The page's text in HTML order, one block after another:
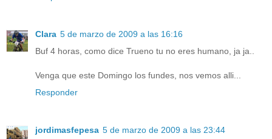
Clara 5 de marzo de 2009 a las 16:16
Buf 4 horas, como dice Trueno tu no eres humano, ja ja..
Venga que este Domingo los fundes, nos vemos alli...
Responder
jordimasfepesa 5 de marzo de 2009 a las 23:44